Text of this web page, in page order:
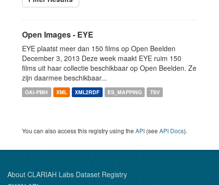
Open Images - EYE
EYE plaatst meer dan 150 films op Open Beelden
December 3, 2013 Deze week maakt EYE ruim 150
films uit haar collectie beschikbaar op Open Beelden. Ze
zijn daarmee beschikbaar...
OAI-PMH XML XML2RDF ES_MAPPING TSV
You can also access this registry using the API (see API Docs).
About CLARIAH Labs Dataset Registry